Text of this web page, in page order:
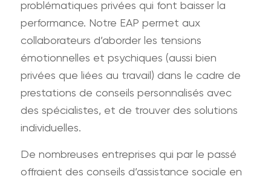
problématiques privées qui font baisser la
performance. Notre EAP permet aux
collaborateurs d’aborder les tensions
émotionnelles et psychiques (aussi bien
privées que liées au travail) dans le cadre de
prestations de conseils personnalisés avec
des spécialistes, et de trouver des solutions
individuelles.
De nombreuses entreprises qui par le passé
offraient des conseils d’assistance sociale en